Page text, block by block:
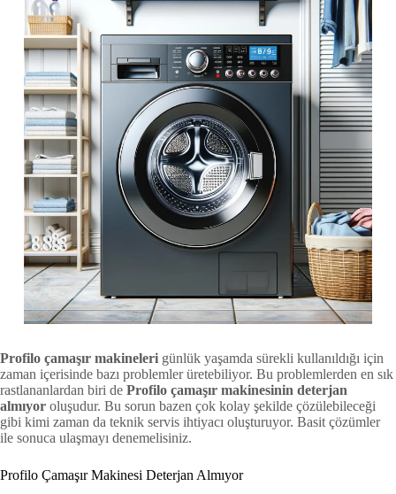
Profilo çamaşır makineleri günlük yaşamda sürekli kullanıldığı için
zaman içerisinde bazı problemler üretebiliyor. Bu problemlerden en sık
rastlananlardan biri de Profilo çamaşır makinesinin deterjan
almıyor oluşudur. Bu sorun bazen çok kolay şekilde çözülebileceği
gibi kimi zaman da teknik servis ihtiyacı oluşturuyor. Basit çözümler
ile sonuca ulaşmayı denemelisiniz.
Profilo Çamaşır Makinesi Deterjan Almıyor